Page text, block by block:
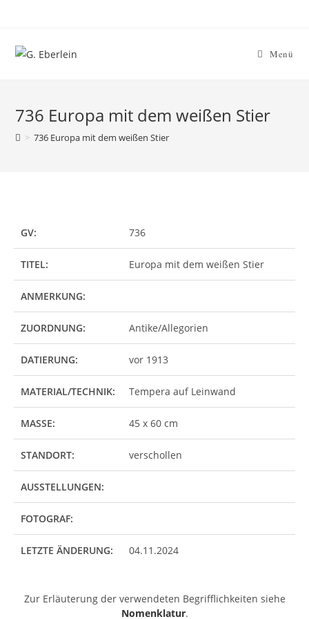
springen
Menü
736 Europa mit dem weißen Stier
> 736 Europa mit dem weißen Stier
GV: 736
TITEL: Europa mit dem weißen Stier
ANMERKUNG:
ZUORDNUNG: Antike/Allegorien
DATIERUNG: vor 1913
MATERIAL/TECHNIK: Tempera auf Leinwand
MASSE: 45 x 60 cm
STANDORT: verschollen
AUSSTELLUNGEN:
FOTOGRAF:
LETZTE ÄNDERUNG: 04.11.2024
Zur Erläuterung der verwendeten Begrifflichkeiten siehe
Nomenklatur.